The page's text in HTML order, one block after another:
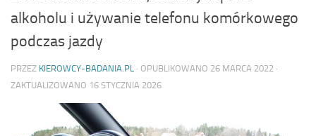
alkoholu i używanie telefonu komórkowego
podczas jazdy
PRZEZ KIEROWCY-BADANIA.PL · OPUBLIKOWANO 26 MARCA 2022 ·
ZAKTUALIZOWANO 16 STYCZNIA 2026